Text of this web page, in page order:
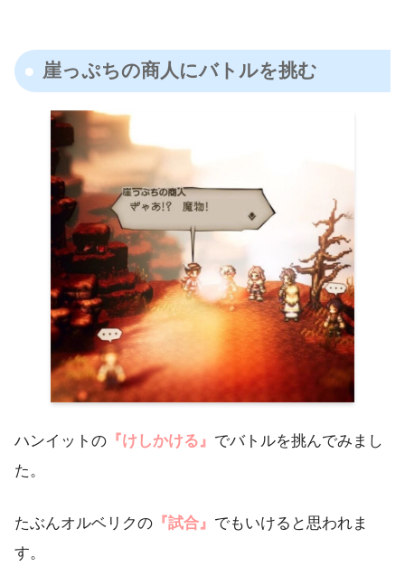
崖っぷちの商人にバトルを挑む
ハンイットの 『けしかける』 でバトルを挑んでみまし
た。
たぶんオルベリクの 『試合』 でもいけると思われま
す。